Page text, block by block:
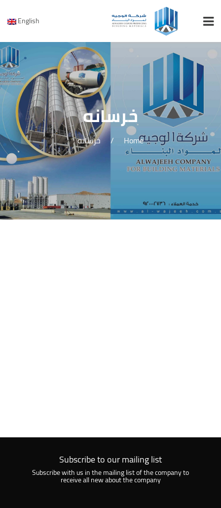
English
خرسانه
Home
/ خرسانه
Subscribe to our mailing list
Subscribe with us in the mailing list of the company to
receive all new about the company